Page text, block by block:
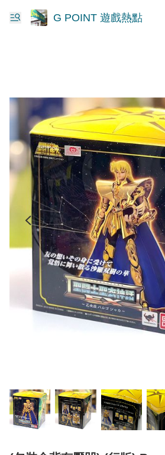
G POINT 遊戲熱點